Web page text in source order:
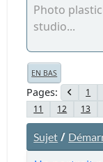
Photo
studio...
EN BAS
Pages 1
11
12 13
Sujet /